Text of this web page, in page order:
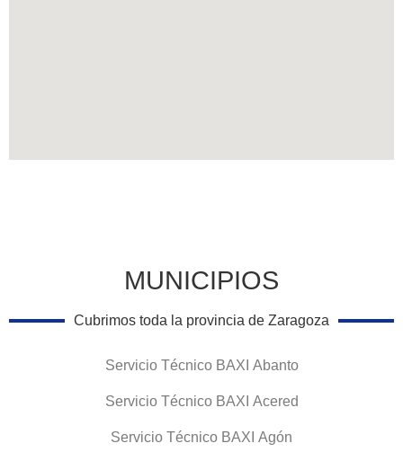
MUNICIPIOS
Cubrimos toda la provincia de Zaragoza
Servicio Técnico BAXI Abanto
Servicio Técnico BAXI Acered
Servicio Técnico BAXI Agón